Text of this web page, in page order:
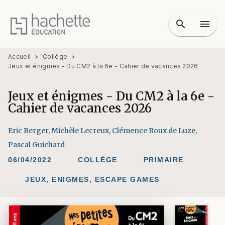
MENU RECHERCHE
PIED DE PAGE
search menu
Accueil > Collège
>
Jeux et énigmes - Du CM2 à la 6e - Cahier de vacances 2026
Jeux et énigmes - Du CM2 à la 6e -
Cahier de vacances 2026
Eric Berger,Michèle Lecreux, Clémence Roux de Luze,
Pascal Guichard
06/04/2022 COLLÈGE PRIMAIRE
JEUX, ENIGMES, ESCAPE GAMES